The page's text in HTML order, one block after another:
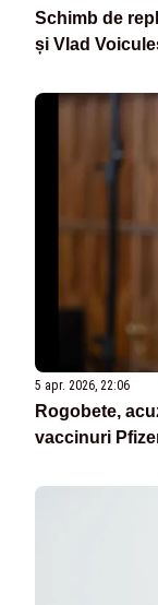
Schimb de
și Vlad
5 apr. 2026, 22:06
Rogobete,
vaccinuri